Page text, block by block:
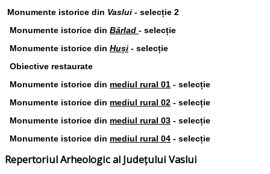
Monumente istorice din Vaslui - selecție 2
Monumente istorice din Bârlad - selecție
Monumente istorice din Huși - selecție
Obiective restaurate
Monumente istorice din mediul rural 01 - selecție
Monumente istorice din mediul rural 02 - selecție
Monumente istorice din mediul rural 03 - selecție
Monumente istorice din mediul rural 04 - selecție
Repertoriul Arheologic al Județului Vaslui